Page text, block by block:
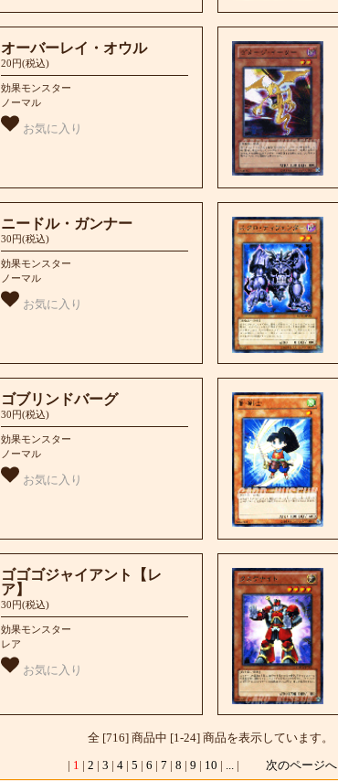
オーバーレイ・オウル
20円(税込)
効果モンスター
ノーマル
お気に入り
ニードル・ガンナー
30円(税込)
効果モンスター
ノーマル
お気に入り
ゴブリンドバーグ
30円(税込)
効果モンスター
ノーマル
お気に入り
ゴゴゴジャイアント【レ
ア】
30円(税込)
効果モンスター
レア
お気に入り
全 [716] 商品中 [1-24] 商品を表示しています。
| 1 | 2 | 3 | 4| 5 | 6 | 7 | 8 | 9 | 10 | ...| 次のページへ